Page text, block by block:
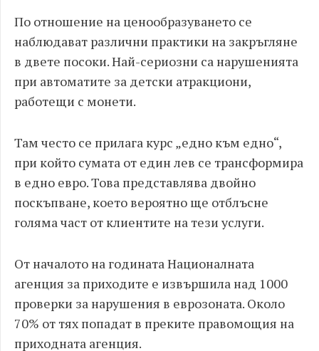
По отношение на ценообразуването се
наблюдават различни практики на закръгляне
в двете посоки. Най-сериозни са нарушенията
при автоматите за детски атракциони,
работещи с монети.
Там често се прилага курс „едно към едно“,
при който сумата от един лев се трансформира
в едно евро. Това представлява двойно
поскъпване, което вероятно ще отблъсне
голяма част от клиентите на тези услуги.
От началото на годината Националната
агенция за приходите е извършила над 1000
проверки за нарушения в еврозоната. Около
70% от тях попадат в преките правомощия на
приходната агенция.